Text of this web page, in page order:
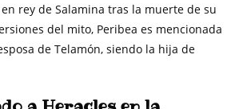
rey de Salamina tras la muerte de su
del mito, Peribea es mencionada
de Telamón, siendo la hija de